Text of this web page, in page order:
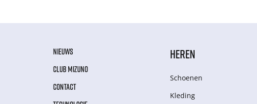
NIEUWS
CLUB MIZUNO
CONTACT
HEREN
Schoenen
Kleding